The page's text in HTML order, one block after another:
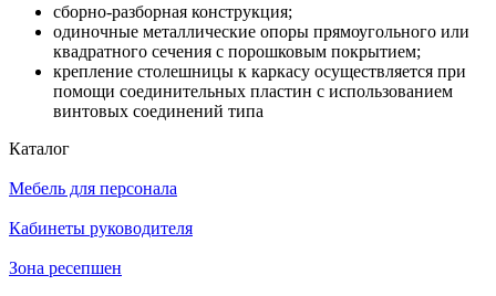
сборно-разборная конструкция;
одиночные металлические опоры прямоугольного или
квадратного сечения с порошковым покрытием;
крепление столешницы к каркасу осуществляется при
помощи соединительных пластин с использованием
винтовых соединений типа
Каталог
Мебель для персонала
Кабинеты руководителя
Зона ресепшен